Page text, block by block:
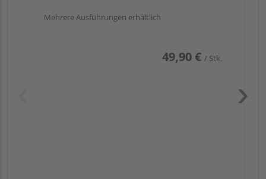
Mehrere Ausführungen erhältlich
49,90 € / Stk.